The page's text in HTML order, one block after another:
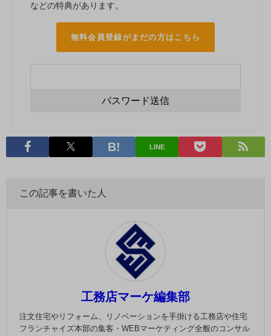
などの特典があります。
無料会員登録がまだの方はこちら
LINE
この記事を書いた人
工務店マーケ編集部
注文住宅やリフォーム、リノベーションを手掛ける工務店や住宅
フランチャイズ本部の集客・WEBマーケティング全般のコンサル